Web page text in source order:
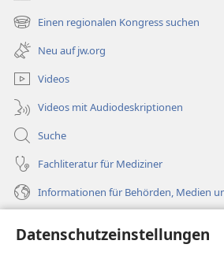
Datenschutzeinstellungen
neues
Fenster)
Einen regionalen Kongress suchen
(öffnet
neues
Fenster)
Neu auf jw.org
Videos
Videos mit Audiodeskriptionen
Suche
Fachliteratur für Mediziner
Informationen für Behörden, Medien